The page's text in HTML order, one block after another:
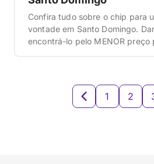
Confira tudo sobre o chip para
vontade em Santo Domingo.
encontrá-lo pelo MENOR preço
1 2